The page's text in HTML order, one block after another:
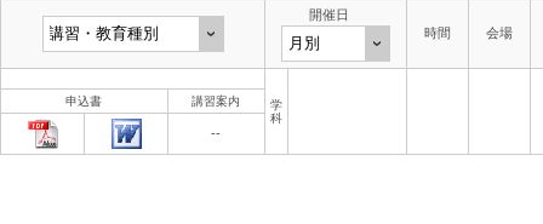
開催日
時間
会場
学
科
申込書 講習案内
--